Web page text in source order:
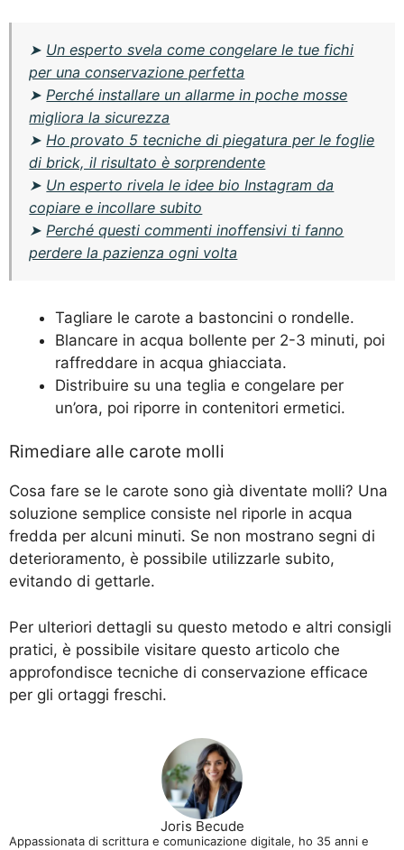
➤ Un esperto svela come congelare le tue fichi
per una conservazione perfetta
➤Perché installare un allarme in poche mosse
migliora la sicurezza
➤Ho provato 5 tecniche di piegatura per le foglie
di brick, il risultato è sorprendente
➤ Un esperto rivela le idee bio Instagram da
copiare e incollare subito
➤Perché questi commenti inoffensivi ti fanno
perdere la pazienza ogni volta
Tagliare le carote a bastoncini o rondelle.
Blancare in acqua bollente per 2-3 minuti, poi
raffreddare in acqua ghiacciata.
Distribuire su una teglia e congelare per
un’ora, poi riporre in contenitori ermetici.
Rimediare alle carote molli
Cosa fare se le carote sono già diventate molli? Una
soluzione semplice consiste nel riporle in acqua
fredda per alcuni minuti. Se non mostrano segni di
deterioramento, è possibile utilizzarle subito,
evitando di gettarle.
Per ulteriori dettagli su questo metodo e altri consigli
pratici, è possibile visitare questo articolo che
approfondisce tecniche di conservazione efficace
per gli ortaggi freschi.
Joris Becude
Appassionata di scrittura e comunicazione digitale, ho 35 anni e